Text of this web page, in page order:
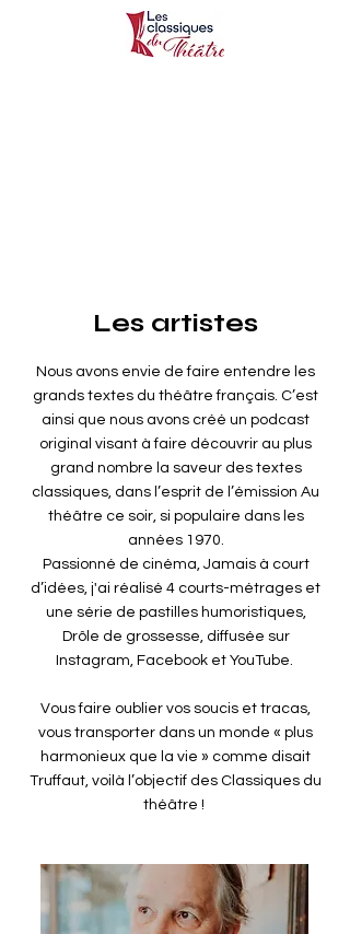
Les artistes
Nous avons envie de faire entendre les
grands textes du théâtre français. C’est
ainsi que nous avons créé un podcast
original visant à faire découvrir au plus
grand nombre la saveur des textes
classiques, dans l’esprit de l’émission Au
théâtre ce soir, si populaire dans les
années 1970.
Passionné de cinéma, Jamais à court
d’idées, j'ai réalisé 4 courts-métrages et
une série de pastilles humoristiques,
Drôle de grossesse, diffusée sur
Instagram, Facebook et YouTube.
Vous faire oublier vos soucis et tracas,
vous transporter dans un monde « plus
harmonieux que la vie » comme disait
Truffaut, voilà l’objectif des Classiques du
théâtre !